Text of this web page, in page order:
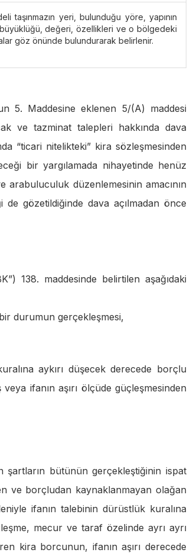
taşınmazın yeri, bulunduğu yöre, yapının
değeri, özellikleri ve o bölgedeki
göz önünde bulundurarak belirlenir.
5. Maddesine eklenen 5/(A) maddesi
ve tazminat talepleri hakkında dava
“ticari nitelikteki” kira sözleşmesinden
bir yargılamada nihayetinde henüz
arabuluculuk düzenlemesinin amacının
gözetildiğinde dava açılmadan önce
138. maddesinde belirtilen aşağıdaki
durumun gerçekleşmesi,
aykırı düşecek derecede borçlu
ifanın aşırı ölçüde güçleşmesinden
şartların bütünün gerçekleştiğinin ispat
ve borçludan kaynaklanmayan olağan
ifanın talebinin dürüstlük kuralına
mecur ve taraf özelinde ayrı ayrı
kira borcunun, ifanın aşırı derecede